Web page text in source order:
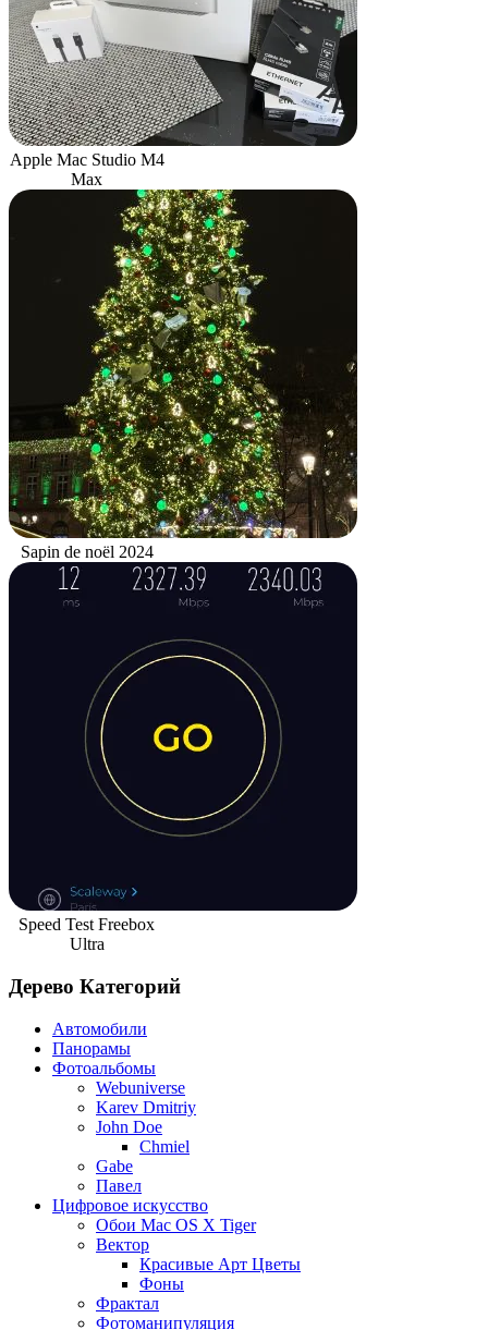
Apple Mac Studio M4
Max
Sapin de noël 2024
Speed Test Freebox
Ultra
Дерево Категорий
Автомобили
Панорамы
Фотоальбомы
Webuniverse
Karev Dmitriy
John Doe
Chmiel
Gabe
Павел
Цифровое искусство
Обои Mac OS X Tiger
Вектор
Красивые Арт Цветы
Фоны
Фрактал
Фотоманипуляция